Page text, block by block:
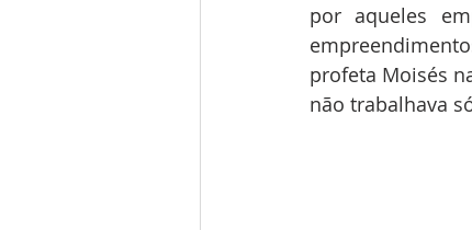
por aqueles
profeta Moisés
não trabalhava